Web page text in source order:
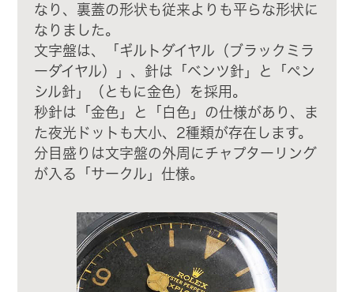
なり、裏蓋の形状も従来よりも平らな形状に
なりました。
文字盤は、「ギルトダイヤル（ブラックミラ
ーダイヤル）」、針は「ベンツ針」と「ペン
シル針」（ともに金色）を採用。
秒針は「金色」と「白色」の仕様があり、ま
た夜光ドットも大小、2種類が存在します。
分目盛りは文字盤の外周にチャプターリング
が入る「サークル」仕様。